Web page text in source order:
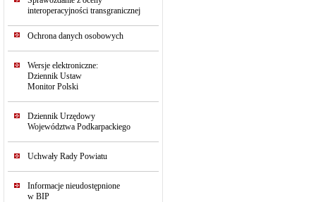
interoperacyjności transgranicznej
Ochrona danych osobowych
Wersje elektroniczne:
Dziennik Ustaw
Monitor Polski
Dziennik Urzędowy
Województwa Podkarpackiego
Uchwały Rady Powiatu
Informacje nieudostępnione
w BIP